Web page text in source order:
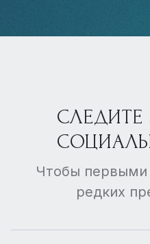
СЛЕДИТЕ
Чтобы первыми
редких